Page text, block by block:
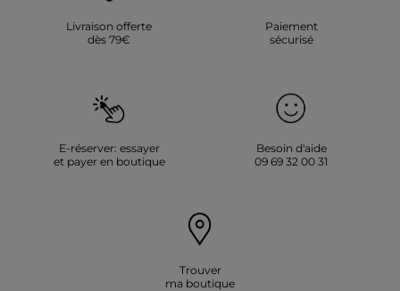
Livraison offerte
dès 79€
Paiement
sécurisé
E-réserver: essayer
et payer en boutique
Besoin d'aide
09 69 32 00 31
Trouver
ma boutique